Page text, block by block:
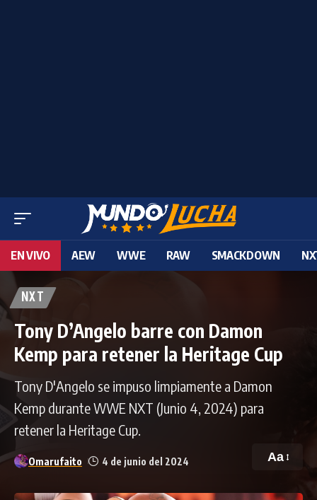
EN VIVO AEW WWE RAW SMACKDOWN
NXT
Tony D’Angelo barre con Damon
Kemp para retener la Heritage Cup
Tony D'Angelo se impuso limpiamente a Damon
Kemp durante WWE NXT (Junio 4, 2024) para
retener la Heritage Cup.
Omarufaito 4 de junio del 2024 Aa